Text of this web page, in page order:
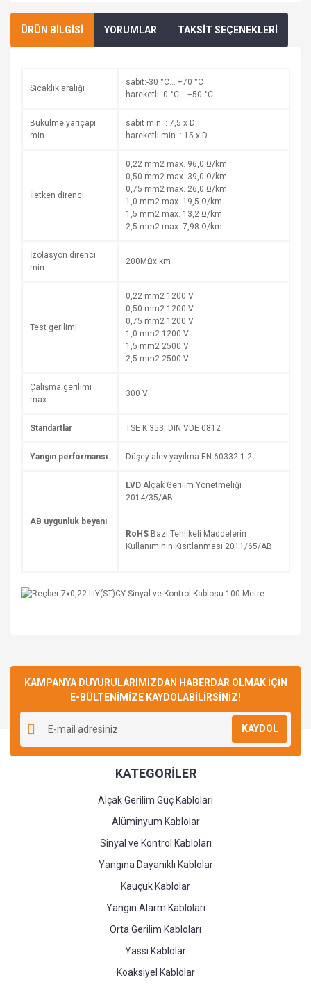
ÜRÜN BİLGİSİ YORUMLAR TAKSİT SEÇENEKLERİ
Sıcaklık aralığı
sabit:-30 °C… +70 °C
hareketli: 0 °C… +50 °C
Bükülme yarıçapı
min.
sabit min. : 7,5 x D
hareketli min. : 15 x D
İletken direnci
0,22 mm2 max. 96,0 Ω/km
0,50 mm2 max. 39,0 Ω/km
0,75 mm2 max. 26,0 Ω/km
1,0 mm2 max. 19,5 Ω/km
1,5 mm2 max. 13,2 Ω/km
2,5 mm2 max. 7,98 Ω/km
İzolasyon direnci
min.
200MΩx km
Test gerilimi
0,22 mm2 1200 V
0,50 mm2 1200 V
0,75 mm2 1200 V
1,0 mm2 1200 V
1,5 mm2 2500 V
2,5 mm2 2500 V
Çalışma gerilimi
max.
300 V
Standartlar TSE K 353, DIN VDE 0812
Yangın performansı Düşey alev yayılma EN 60332-1-2
AB uygunluk beyanı
LVD Alçak Gerilim Yönetmeliği
2014/35/AB
RoHS Bazı Tehlikeli Maddelerin
Kullanımının Kısıtlanması 2011/65/AB
Yorum Yaz
KAMPANYA DUYURULARIMIZDAN HABERDAR OLMAK İÇİN
E-BÜLTENİMİZE KAYDOLABİLİRSİNİZ!
KAYDOL
KATEGORİLER
Alçak Gerilim Güç Kabloları
Alüminyum Kablolar
Sinyal ve Kontrol Kabloları
Yangına Dayanıklı Kablolar
Kauçuk Kablolar
Yangın Alarm Kabloları
Orta Gerilim Kabloları
Yassı Kablolar
Koaksiyel Kablolar